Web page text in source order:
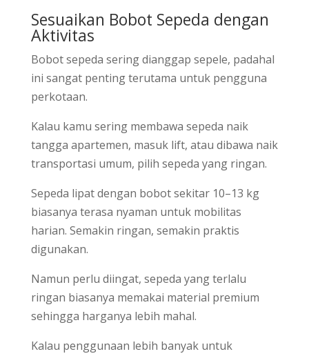
Sesuaikan Bobot Sepeda dengan
Aktivitas
Bobot sepeda sering dianggap sepele, padahal
ini sangat penting terutama untuk pengguna
perkotaan.
Kalau kamu sering membawa sepeda naik
tangga apartemen, masuk lift, atau dibawa naik
transportasi umum, pilih sepeda yang ringan.
Sepeda lipat dengan bobot sekitar 10–13 kg
biasanya terasa nyaman untuk mobilitas
harian. Semakin ringan, semakin praktis
digunakan.
Namun perlu diingat, sepeda yang terlalu
ringan biasanya memakai material premium
sehingga harganya lebih mahal.
Kalau penggunaan lebih banyak untuk